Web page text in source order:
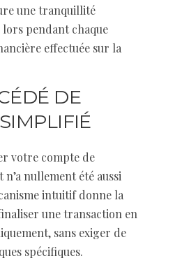
une tranquillité
lors pendant chaque
effectuée sur la
DE
votre compte de
nullement été aussi
intuitif donne la
une transaction en
sans exiger de
spécifiques.